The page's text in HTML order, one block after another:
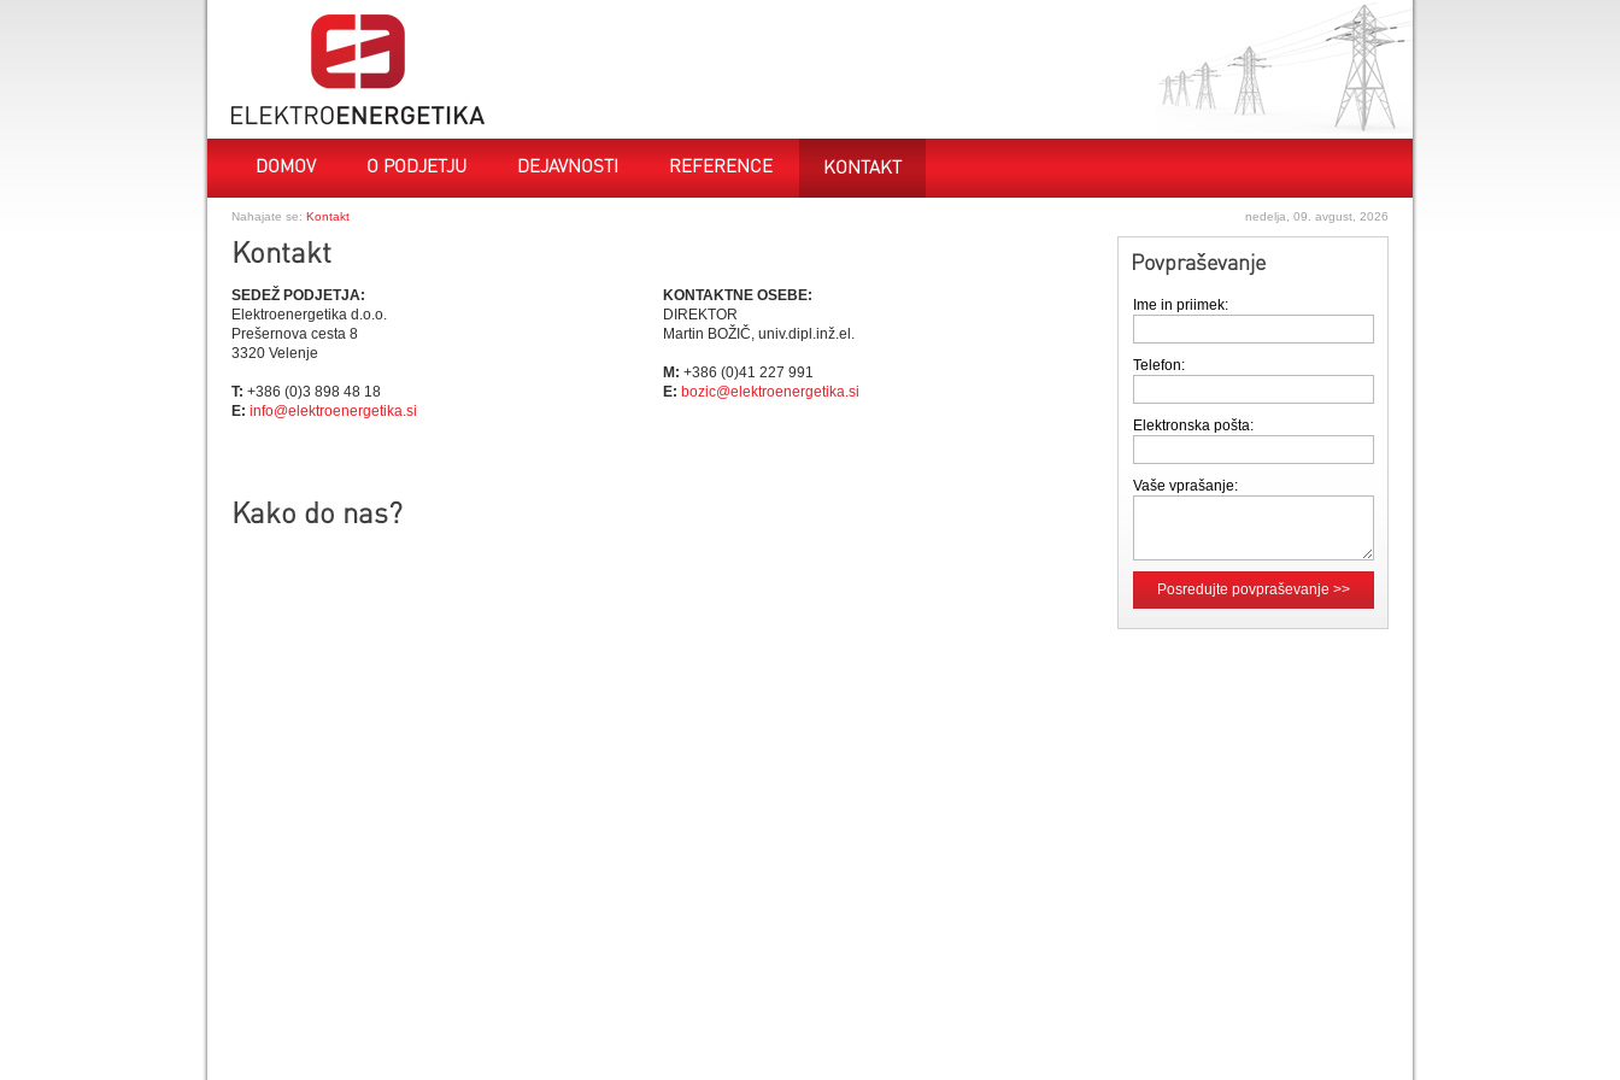
DOMOV O PODJETJU DEJAVNOSTI REFERENCE KONTAKT
Nahajate se: Kontakt nedelja, 09. avgust, 2026
Kontakt
SEDEŽ PODJETJA:
Elektroenergetika d.o.o.
Prešernova cesta 8
3320 Velenje
T: +386 (0)3 898 48 18
E: info@elektroenergetika.si
KONTAKTNE OSEBE:
DIREKTOR
Martin BOŽIČ, univ.dipl.inž.el.
M: +386 (0)41 227 991
E: bozic@elektroenergetika.si
Kako do nas?
Povpraševanje
Ime in priimek:
Telefon:
Elektronska pošta:
Vaše vprašanje:
Posredujte povpraševanje >>